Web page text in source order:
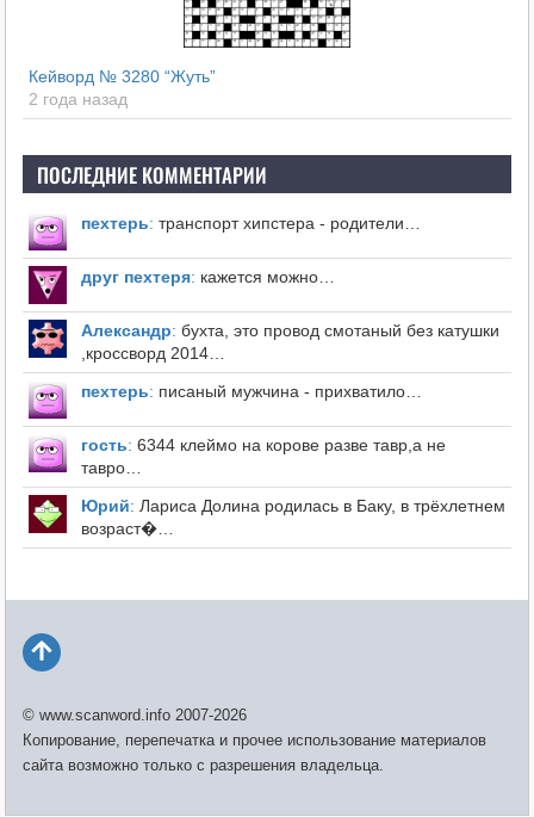
Кейворд № 3280 “Жуть”
2 года назад
ПОСЛЕДНИЕ КОММЕНТАРИИ
пехтерь: транспорт хипстера - родители…
друг пехтеря: кажется можно…
Александр: бухта, это провод смотаный без катушки
,кроссворд 2014…
пехтерь: писаный мужчина - прихватило…
гость: 6344 клеймо на корове разве тавр,а не
тавро…
Юрий: Лариса Долина родилась в Баку, в трёхлетнем
возраст�…
© www.scanword.info 2007-2026
Копирование, перепечатка и прочее использование материалов
сайта возможно только с разрешения владельца.